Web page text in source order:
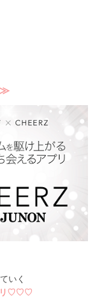
≫
いく
リ♡♡♡